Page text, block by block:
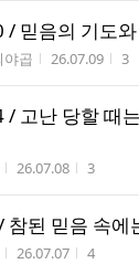
믿음의 기도
성자
야곱 작성시간
26.07.09 조
3
고난 당할 때
작성시간
26.07.08 조회수
3
된 믿음 속에
작성시간
26.07.07 조회수
4